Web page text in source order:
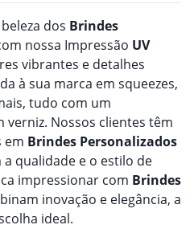
dos Brindes
nossa Impressão UV
vibrantes e detalhes
à sua marca em squeezes,
tudo com um
Nossos clientes têm
em Brindes Personalizados
a qualidade e o estilo de
impressionar com Brindes
inovação e elegância, a
ideal.